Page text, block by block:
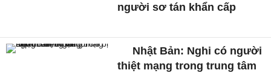
người sơ tán khẩn cấp
Nhật Bản: Nghi có người
thiệt mạng trong trung tâm